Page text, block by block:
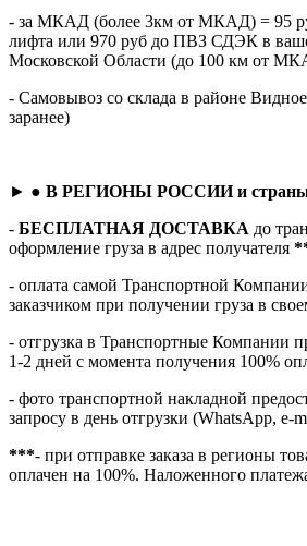
- за МКАД (более 3км от МКАД) = 95
лифта или 970 руб до ПВЗ СДЭК в
Московской Области (до 100 км от
- Самовывоз со склада в районе
заранее)
► ● В РЕГИОНЫ РОССИИ и
- БЕСПЛАТНАЯ ДОСТАВКА до
оформление груза в адрес получателя
- оплата самой Транспортной
заказчиком при получении груза в
- отгрузка в Транспортные Компании
1-2 дней с момента получения 100%
- фото транспортной накладной
запросу в день отгрузки (WhatsApp, e-
***- при отправке заказа в регионы
оплачен на 100%. Наложенного